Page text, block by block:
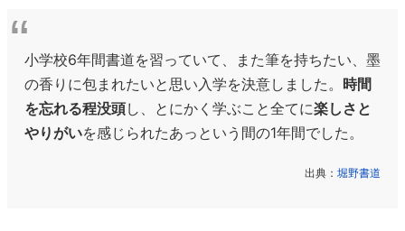
小学校6年間書道を習っていて、また筆を持ちたい、墨
の香りに包まれたいと思い入学を決意しました。 時間
を忘れる程没頭し、とにかく学ぶこと全てに楽しさと
やりがいを感じられたあっという間の1年間でした。
出典： 堀野書道